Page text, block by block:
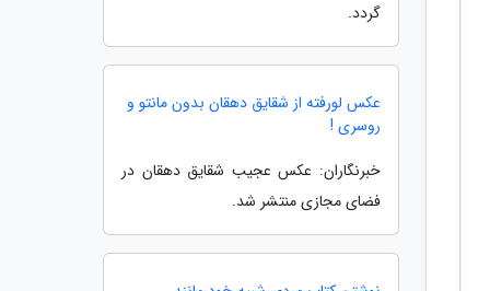
گردد.
عکس لورفته از شقایق دهقان بدون مانتو و
روسری !
خبرنگاران: عکس عجیب شقایق دهقان در
فضای مجازی منتشر شد.